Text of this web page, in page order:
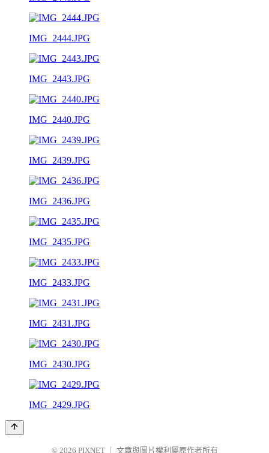
IMG_2444.JPG
IMG_2443.JPG
IMG_2440.JPG
IMG_2439.JPG
IMG_2436.JPG
IMG_2435.JPG
IMG_2433.JPG
IMG_2431.JPG
IMG_2430.JPG
IMG_2429.JPG
© 2026 PIXNET 文章與圖片權利屬原作者所有